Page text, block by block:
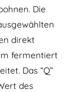
Die
direkt
fermentiert
Das “Q”
des